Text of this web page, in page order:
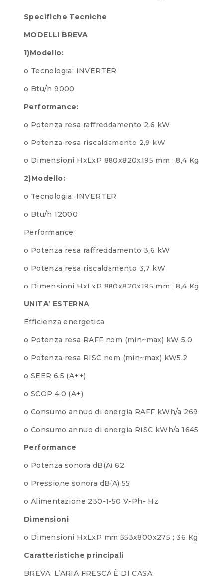
Specifiche Tecniche
MODELLI BREVA
1)Modello:
o Tecnologia: INVERTER
o Btu/h 9000
Performance:
o Potenza resa raffreddamento 2,6 kW
o Potenza resa riscaldamento 2,9 kW
o Dimensioni HxLxP 880x820x195 mm ; 8,4 Kg
2)Modello:
o Tecnologia: INVERTER
o Btu/h 12000
Performance:
o Potenza resa raffreddamento 3,6 kW
o Potenza resa riscaldamento 3,7 kW
o Dimensioni HxLxP 880x820x195 mm ; 8,4 Kg
UNITA’ ESTERNA
Efficienza energetica
o Potenza resa RAFF nom (min~max) kW 5,0
o Potenza resa RISC nom (min~max) kW5,2
o SEER 6,5 (A++)
o SCOP 4,0 (A+)
o Consumo annuo di energia RAFF kWh/a 269
o Consumo annuo di energia RISC kWh/a 1645
Performance
o Potenza sonora dB(A) 62
o Pressione sonora dB(A) 55
o Alimentazione 230-1-50 V-Ph- Hz
Dimensioni
o Dimensioni HxLxP mm 553x800x275 ; 36 Kg
Caratteristiche principali
BREVA, L’ARIA FRESCA È DI CASA.